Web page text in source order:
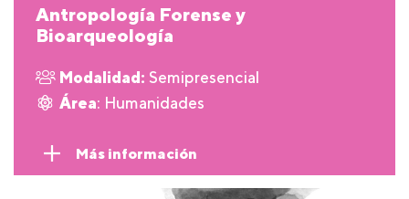
Antropología Forense y
Bioarqueología
Modalidad: Semipresencial
Área: Humanidades
Más información